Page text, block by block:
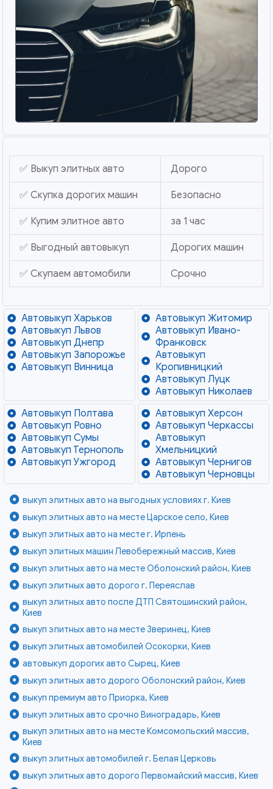
✅ Выкуп элитных авто Дорого
✅ Скупка дорогих машин Безопасно
✅ Купим элитное авто за 1 час
✅ Выгодный автовыкуп Дорогих машин
✅ Скупаем автомобили Срочно
Автовыкуп Харьков
Автовыкуп Львов
Автовыкуп Днепр
Автовыкуп Запорожье
Автовыкуп Винница
Автовыкуп Житомир
Автовыкуп Ивано-
Франковск
Автовыкуп
Кропивницкий
Автовыкуп Луцк
Автовыкуп Николаев
Автовыкуп Полтава
Автовыкуп Ровно
Автовыкуп Сумы
Автовыкуп Тернополь
Автовыкуп Ужгород
Автовыкуп Херсон
Автовыкуп Черкассы
Автовыкуп
Хмельницкий
Автовыкуп Чернигов
Автовыкуп Черновцы
выкуп элитных авто на выгодных условиях г. Киев
выкуп элитных авто на месте Царское село, Киев
выкуп элитных авто на месте г. Ирпень
выкуп элитных машин Левобережный массив, Киев
выкуп элитных авто на месте Оболонский район, Киев
выкуп элитных авто дорого г. Переяслав
выкуп элитных авто после ДТП Святошинский район,
Киев
выкуп элитных авто на месте Зверинец, Киев
выкуп элитных автомобилей Осокорки, Киев
автовыкуп дорогих авто Сырец, Киев
выкуп элитных авто дорого Оболонский район, Киев
выкуп премиум авто Приорка, Киев
выкуп элитных авто срочно Виноградарь, Киев
выкуп элитных авто на месте Комсомольский массив,
Киев
выкуп элитных автомобилей г. Белая Церковь
выкуп элитных авто дорого Первомайский массив, Киев